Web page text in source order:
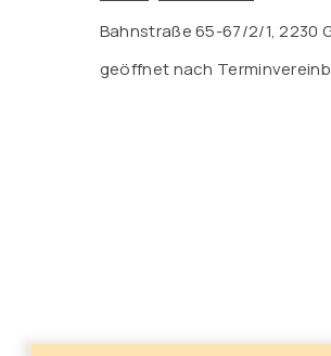
Bahnstraße 65-67/2/1, 2230
geöffnet nach